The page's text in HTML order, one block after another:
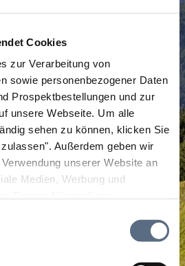
Cookies
zur Verarbeitung von
sowie personenbezogener Daten
Prospektbestellungen und zur
unsere Webseite. Um alle
sehen zu können, klicken Sie
Außerdem geben wir
unserer Website an
Medien, Werbung und
bereitgestellt haben oder die
der Dienste gesammelt